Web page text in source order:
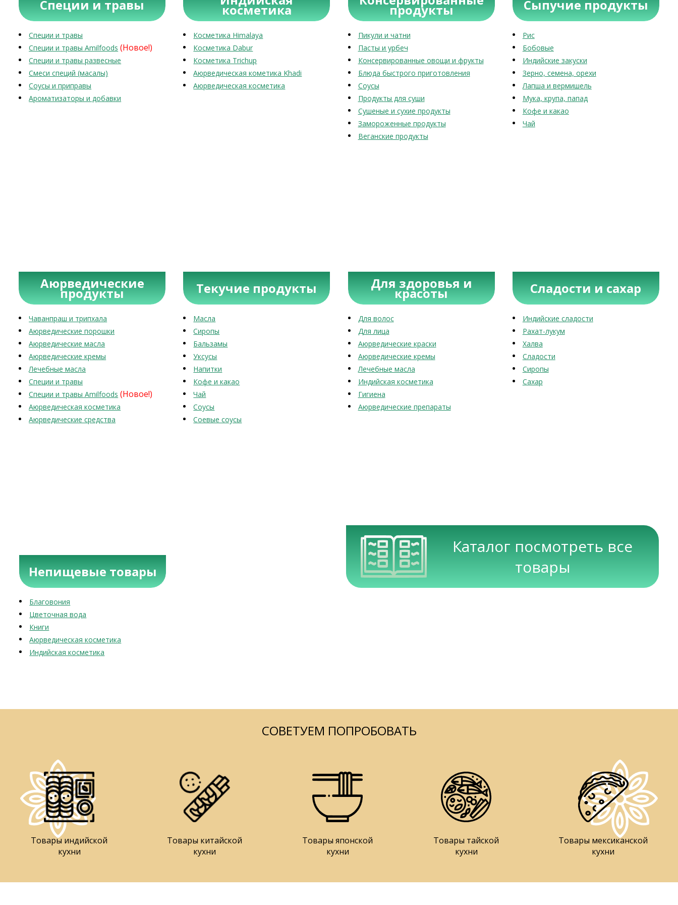
Специи и травы
Специи и травы
Специи и травы Amilfoods (Новое!)
Специи и травы развесные
Смеси специй (масалы)
Соусы и приправы
Ароматизаторы и добавки
косметика
Косметика Himalaya
Косметика Dabur
Косметика Trichup
Аюрведическая кометика Khadi
Аюрведическая косметика
продукты
Пикули и чатни
Пасты и урбеч
Консервированные овощи и фрукты
Блюда быстрого приготовления
Соусы
Продукты для суши
Сушеные и сухие продукты
Замороженные продукты
Веганские продукты
Сыпучие продукты
Рис
Бобовые
Индийские закуски
Зерно, семена, орехи
Лапша и вермишель
Мука, крупа, папад
Кофе и какао
Чай
Аюрведические
продукты
Чаванпраш и трипхала
Аюрведические порошки
Аюрведические масла
Аюрведические кремы
Лечебные масла
Специи и травы
Специи и травы Amilfoods (Новое!)
Аюрведическая косметика
Аюрведические средства
Текучие продукты
Масла
Сиропы
Бальзамы
Уксусы
Напитки
Кофе и какао
Чай
Соусы
Соевые соусы
Для здоровья и
красоты
Для волос
Для лица
Аюрведические краски
Аюрведические кремы
Лечебные масла
Индийская косметика
Гигиена
Аюрведические препараты
Сладости и сахар
Индийские сладости
Рахат-лукум
Халва
Сладости
Сиропы
Сахар
Непищевые товары
Благовония
Цветочная вода
Книги
Аюрведическая косметика
Индийская косметика
Каталог посмотреть все
товары
СОВЕТУЕМ ПОПРОБОВАТЬ
Товары индийской
кухни
Товары китайской
кухни
Товары японской
кухни
Товары тайской
кухни
Товары мексиканской
кухни